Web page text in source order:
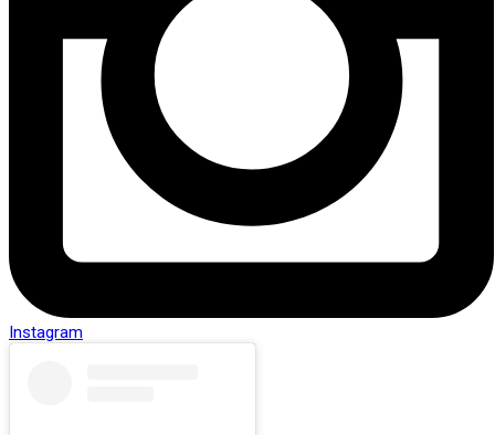
Instagram